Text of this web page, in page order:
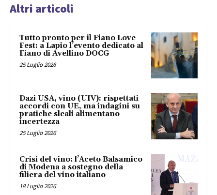
Altri articoli
Tutto pronto per il Fiano Love
Fest: a Lapio l’evento dedicato al
Fiano di Avellino DOCG
25 Luglio 2026
Dazi USA, vino (UIV): rispettati
accordi con UE, ma indagini su
pratiche sleali alimentano
incertezza
25 Luglio 2026
Crisi del vino: l’Aceto Balsamico
di Modena a sostegno della
filiera del vino italiano
18 Luglio 2026